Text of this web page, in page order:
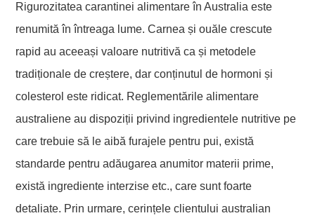
Rigurozitatea carantinei alimentare în Australia este
renumită în întreaga lume. Carnea și ouăle crescute
rapid au aceeași valoare nutritivă ca și metodele
tradiționale de creștere, dar conținutul de hormoni și
colesterol este ridicat. Reglementările alimentare
australiene au dispoziții privind ingredientele nutritive pe
care trebuie să le aibă furajele pentru pui, există
standarde pentru adăugarea anumitor materii prime,
există ingrediente interzise etc., care sunt foarte
detaliate. Prin urmare, cerințele clientului australian